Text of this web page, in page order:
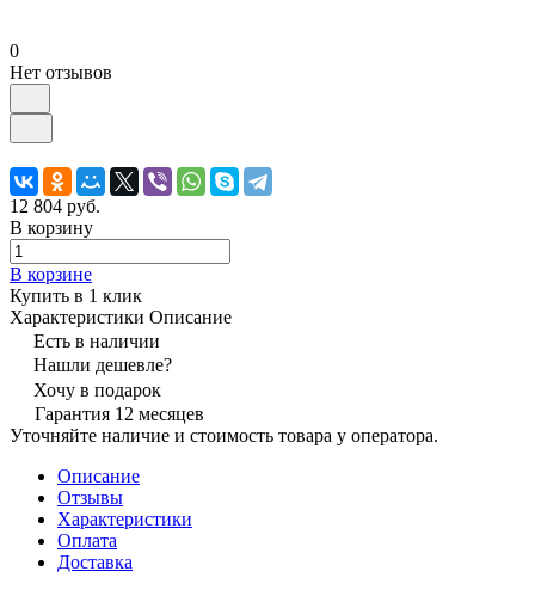
0
Нет отзывов
12 804 руб.
В корзину
В корзине
Купить в 1 клик
Характеристики Описание
Есть в наличии
Нашли дешевле?
Хочу в подарок
Гарантия 12 месяцев
Уточняйте наличие и стоимость товара у оператора.
Описание
Отзывы
Характеристики
Оплата
Доставка